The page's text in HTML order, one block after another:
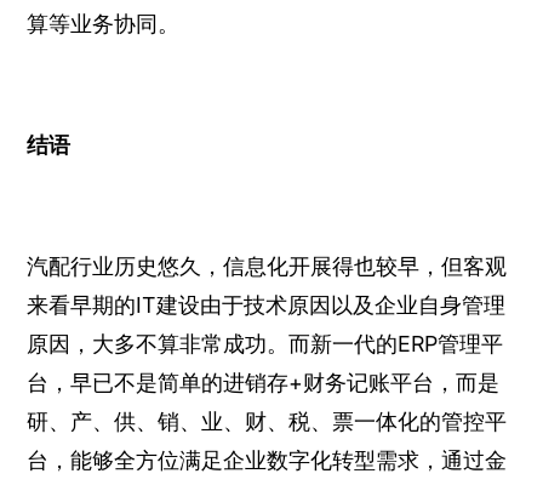
算等业务协同。
结语
汽配行业历史悠久，信息化开展得也较早，但客观
来看早期的IT建设由于技术原因以及企业自身管理
原因，大多不算非常成功。而新一代的ERP管理平
台，早已不是简单的进销存+财务记账平台，而是
研、产、供、销、业、财、税、票一体化的管控平
台，能够全方位满足企业数字化转型需求，通过金